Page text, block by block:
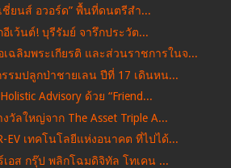
ชี่ยนส์ อวอร์ด” พื้นที่ดนตรีสำ...
เว้นต์! บุรีรัมย์ จารึกประวัต...
เฉลิมพระเกียรติ และส่วนราชการในจ...
รมปลูกป่าชายเลน ปีที่ 17 เดินหน...
Advisory ด้วย “Friend...
วัลใหญ่จาก The Asset Triple A...
EV เทคโนโลยีแห่งอนาคต ที่ไปได้...
เอส กรุ๊ป พลิกโฉมดิจิทัล โทเคน ...